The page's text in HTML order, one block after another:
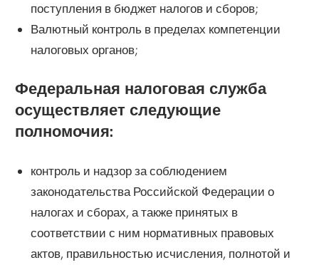
поступления в бюджет налогов и сборов;
Валютный контроль в пределах компетенции
налоговых органов;
Федеральная налоговая служба
осуществляет следующие
полномочия:
контроль и надзор за соблюдением
законодательства Российской Федерации о
налогах и сборах, а также принятых в
соответствии с ним нормативных правовых
актов, правильностью исчисления, полнотой и